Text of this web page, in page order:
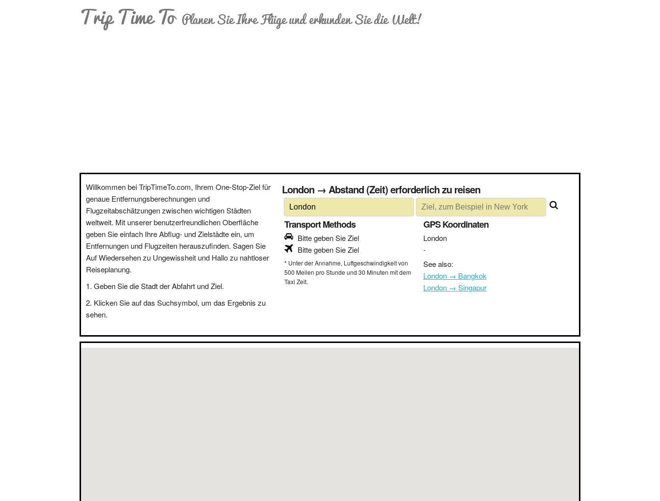
Trip Time To Planen Sie Ihre Flüge und erkunden Sie die Welt!
Willkommen bei TripTimeTo.com, Ihrem One-Stop-Ziel für
genaue Entfernungsberechnungen und
Flugzeitabschätzungen zwischen wichtigen Städten
weltweit. Mit unserer benutzerfreundlichen Oberfläche
geben Sie einfach Ihre Abflug- und Zielstädte ein, um
Entfernungen und Flugzeiten herauszufinden. Sagen Sie
Auf Wiedersehen zu Ungewissheit und Hallo zu nahtloser
Reiseplanung.
Geben Sie die Stadt der Abfahrt und Ziel.
Klicken Sie auf das Suchsymbol, um das Ergebnis zu
sehen.
London → Abstand (Zeit) erforderlich zu reisen
Transport Methods
Bitte geben Sie Ziel
Bitte geben Sie Ziel
* Unter der Annahme, Luftgeschwindigkeit von
500 Meilen pro Stunde und 30 Minuten mit dem
Taxi Zeit.
GPS Koordinaten
London
-
See also:
London → Bangkok
London → Singapur